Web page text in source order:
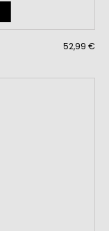
52,99 €